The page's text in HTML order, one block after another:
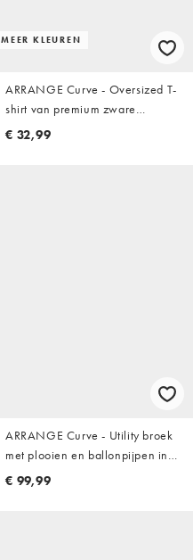
MEER KLEUREN
ARRANGE Curve - Oversized T-
shirt van premium zware
kwaliteit met korte mouwen in
€ 32,99
ARRANGE Curve - Utility broek
met plooien en ballonpijpen in
stone
€ 99,99